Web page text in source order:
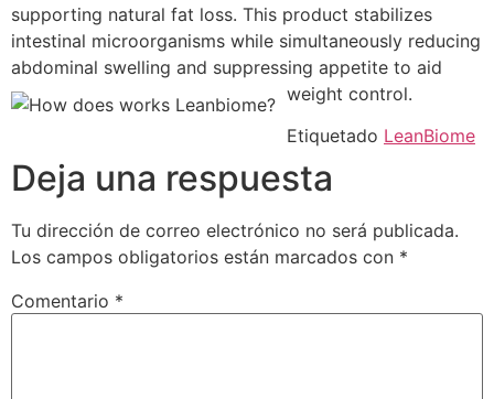
supporting natural fat loss. This product stabilizes
intestinal microorganisms while simultaneously reducing
abdominal swelling and suppressing appetite to aid
weight control.
Etiquetado LeanBiome
Deja una respuesta
Tu dirección de correo electrónico no será publicada.
Los campos obligatorios están marcados con *
Comentario *